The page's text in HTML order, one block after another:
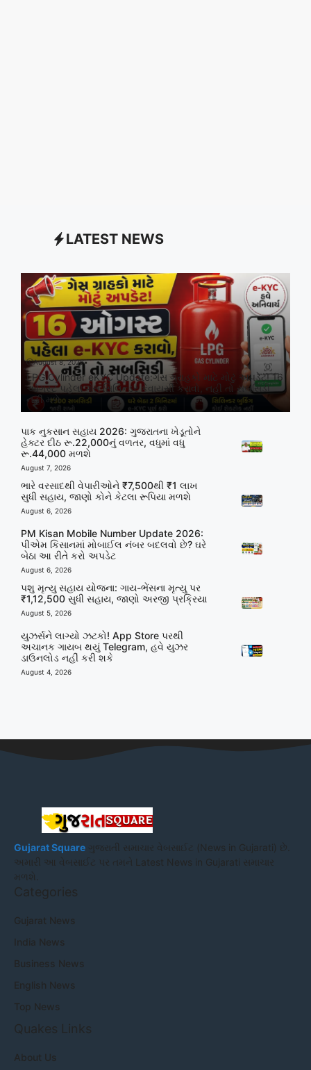
LATEST NEWS
August 8, 2026
LPG Cylinder eKYC Update:ગેસ ગ્રાહકો માટે મોટું અપડેટ! 16
ઓગસ્ટ પહેલા ગેસ સિલિન્ડર કેવાયસી કરાવો, નહીં તો સબસિડી
નહીં મળે
પાક નુકસાન સહાય 2026: ગુજરાતના ખેડૂતોને
હેક્ટર દીઠ રૂ.22,000નું વળતર, વધુમાં વધુ
રૂ.44,000 મળશે
August 7, 2026
ભારે વરસાદથી વેપારીઓને ₹7,500થી ₹1 લાખ
સુધી સહાય, જાણો કોને કેટલા રૂપિયા મળશે
August 6, 2026
PM Kisan Mobile Number Update 2026:
પીએમ કિસાનમાં મોબાઈલ નંબર બદલવો છે? ઘરે
બેઠા આ રીતે કરો અપડેટ
August 6, 2026
પશુ મૃત્યુ સહાય યોજના: ગાય-ભેંસના મૃત્યુ પર
₹1,12,500 સુધી સહાય, જાણો અરજી પ્રક્રિયા
August 5, 2026
યુઝર્સને લાગ્યો ઝટકો! App Store પરથી
અચાનક ગાયબ થયું Telegram, હવે યુઝર
ડાઉનલોડ નહીં કરી શકે
August 4, 2026
Gujarat Square ગુજરાતી સમાચાર વેબસાઈટ (News in Gujarati) છે.
અમારી આ વેબસાઈટ પર તમને Latest News in Gujarati સમાચાર
મળશે.
Categories
Gujarat News
India News
Business News
English News
Top News
Quakes Links
About Us